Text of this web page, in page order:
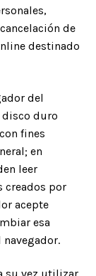
de
destinado
del
duro
fines
en
leer
creados por
acepte
esa